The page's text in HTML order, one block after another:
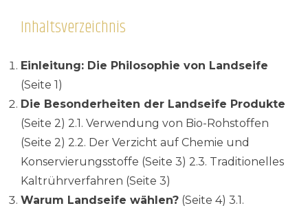
Inhaltsverzeichnis
Einleitung: Die Philosophie von Landseife
(Seite 1)
Die Besonderheiten der Landseife Produkte
(Seite 2) 2.1. Verwendung von Bio-Rohstoffen
(Seite 2) 2.2. Der Verzicht auf Chemie und
Konservierungsstoffe (Seite 3) 2.3. Traditionelles
Kaltrührverfahren (Seite 3)
Warum Landseife wählen? (Seite 4) 3.1.